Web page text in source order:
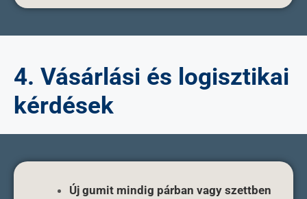
4. Vásárlási és logisztikai
kérdések
Új gumit mindig párban vagy szettben